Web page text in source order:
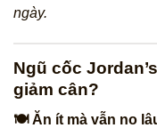
ngày.
Ngũ cốc
giảm cân?
🍽 Ăn ít mà vẫn no